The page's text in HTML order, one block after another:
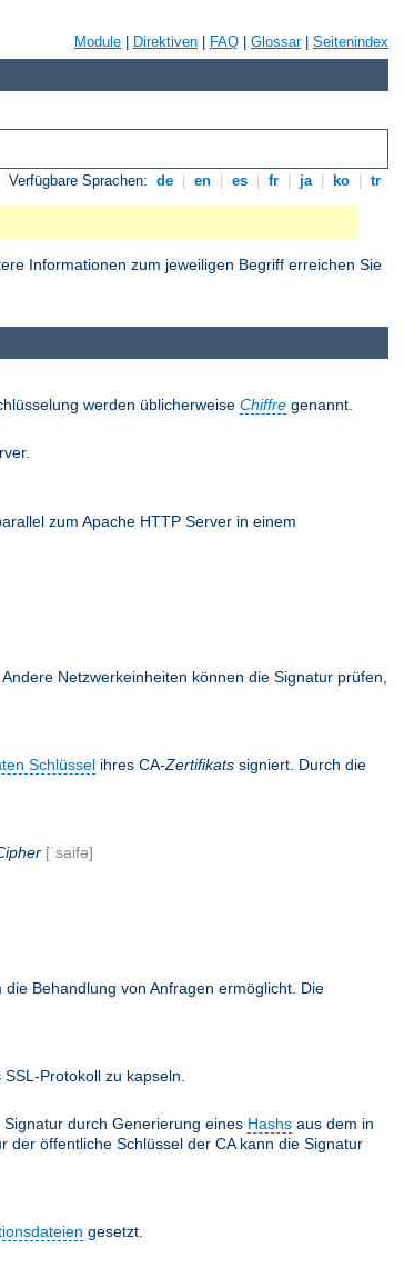
Module Direktiven FAQ Glossar| Seitenindex
Verfügbare Sprachen: de en es fr ja ko tr
Informationen zum jeweiligen Begriff erreichen Sie
werden üblicherweise Chiffre genannt.
zum Apache HTTP Server in einem
Netzwerkeinheiten können die Signatur prüfen,
Schlüssel ihres CA-Zertifikats signiert. Durch die
[ˈsaifə]
Behandlung von Anfragen ermöglicht. Die
Protokoll zu kapseln.
durch Generierung eines Hashs aus dem in
der öffentliche Schlüssel der CA kann die Signatur
gesetzt.